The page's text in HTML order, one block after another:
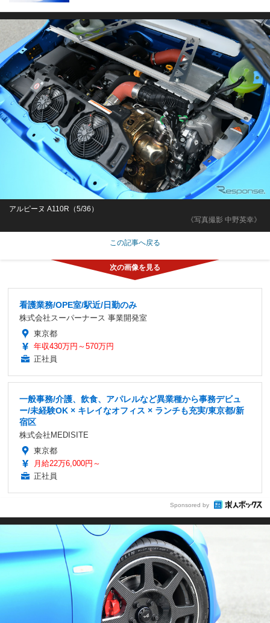
《写真撮影 中野英幸》
アルピーヌ A110R（5/36）
この記事へ戻る
看護業務/OPE室/駅近/日勤のみ
株式会社スーパーナース 事業開発室
東京都
年収430万円～570万円
正社員
一般事務/介護、飲食、アパレルなど異業種から事務デビュ
ー/未経験OK × キレイなオフィス × ランチも充実/東京都/新
宿区
株式会社MEDISITE
東京都
月給22万6,000円～
正社員
Sponsored by